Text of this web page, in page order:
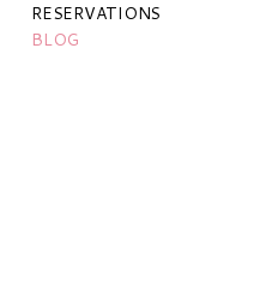
RESERVATIONS
BLOG